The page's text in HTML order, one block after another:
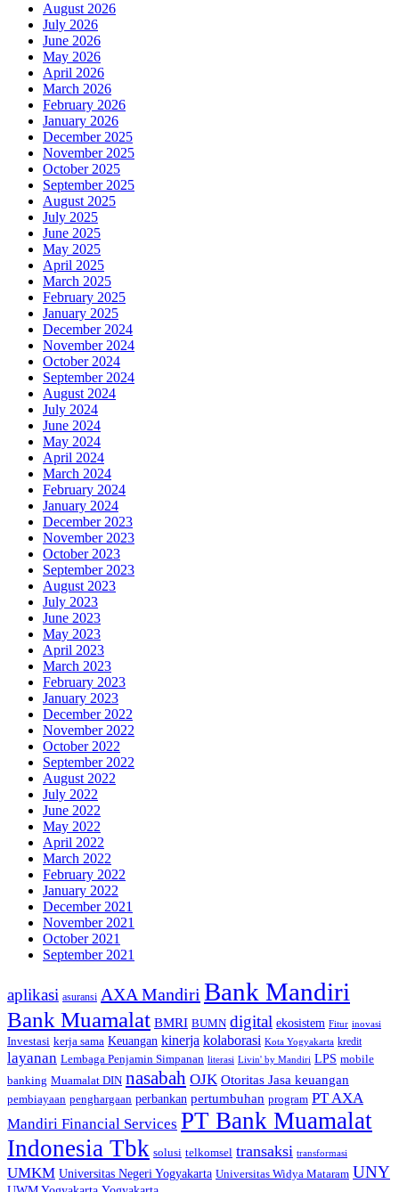
August 2026
July 2026
June 2026
May 2026
April 2026
March 2026
February 2026
January 2026
December 2025
November 2025
October 2025
September 2025
August 2025
July 2025
June 2025
May 2025
April 2025
March 2025
February 2025
January 2025
December 2024
November 2024
October 2024
September 2024
August 2024
July 2024
June 2024
May 2024
April 2024
March 2024
February 2024
January 2024
December 2023
November 2023
October 2023
September 2023
August 2023
July 2023
June 2023
May 2023
April 2023
March 2023
February 2023
January 2023
December 2022
November 2022
October 2022
September 2022
August 2022
July 2022
June 2022
May 2022
April 2022
March 2022
February 2022
January 2022
December 2021
November 2021
October 2021
September 2021
aplikasi asuransi AXA Mandiri Bank Mandiri
Bank Muamalat BMRI BUMN digital ekosistem Fitur inovasi
Investasi kerja sama Keuangan kinerja kolaborasi Kota Yogyakarta kredit
layanan Lembaga Penjamin Simpanan literasi Livin' by Mandiri LPS mobile
banking Muamalat DIN nasabah OJK Otoritas Jasa keuangan
pembiayaan penghargaan perbankan pertumbuhan program PT AXA
Mandiri Financial Services PT Bank Muamalat
Indonesia Tbk solusi telkomsel transaksi transformasi
UMKM Universitas Negeri Yogyakarta Universitas Widya Mataram UNY